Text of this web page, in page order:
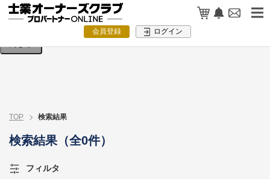
会員登録 ログイン
検索条件を入力してください。
TOP 検索結果
検索結果（全0件）
フィルタ